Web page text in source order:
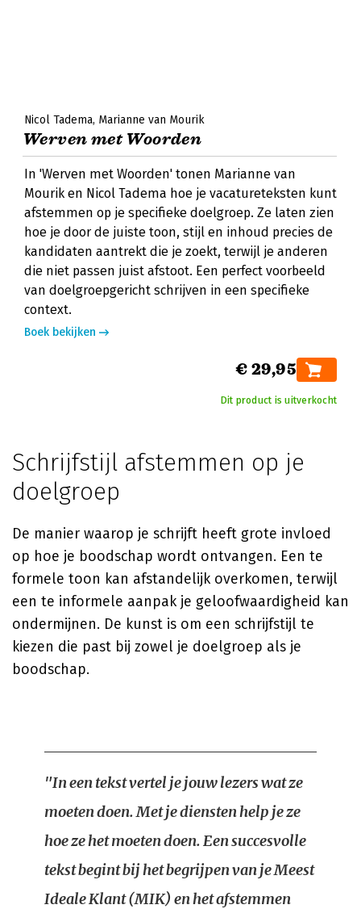
Nicol Tadema Marianne van Mourik
Werven met Woorden
In 'Werven met Woorden' tonen Marianne van
Mourik en Nicol Tadema hoe je vacatureteksten kunt
afstemmen op je specifieke doelgroep. Ze laten zien
hoe je door de juiste toon, stijl en inhoud precies de
kandidaten aantrekt die je zoekt, terwijl je anderen
die niet passen juist afstoot. Een perfect voorbeeld
van doelgroepgericht schrijven in een specifieke
context.
Boek bekijken
€ 29,95
Dit product is uitverkocht
Schrijfstijl afstemmen op je
doelgroep
De manier waarop je schrijft heeft grote invloed
op hoe je boodschap wordt ontvangen. Een te
formele toon kan afstandelijk overkomen, terwijl
een te informele aanpak je geloofwaardigheid kan
ondermijnen. De kunst is om een schrijfstijl te
kiezen die past bij zowel je doelgroep als je
boodschap.
"In een tekst vertel je jouw lezers wat ze
moeten doen. Met je diensten help je ze
hoe ze het moeten doen. Een succesvolle
tekst begint bij het begrijpen van je Meest
Ideale Klant (MIK) en het afstemmen